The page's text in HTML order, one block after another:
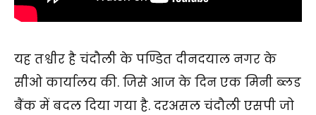
यह तश्वीर है चंदौली के पण्डित दीनदयाल नगर के
सीओ कार्यालय की. जिसे आज के दिन एक मिनी ब्लड
बैंक में बदल दिया गया है. दरअसल चंदौली एसपी जो